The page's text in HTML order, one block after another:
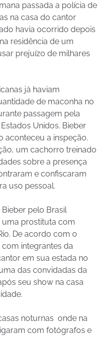
passada a polícia de
na casa do cantor
havia ocorrido depois
residência de um
prejuízo de milhares
já haviam
de maconha no
passagem pela
Unidos. Bieber
aconteceu a inspeção.
um cachorro treinado
sobre a presença
e confiscaram
uso pessoal.
pelo Brasil
prostituta com
De acordo com o
integrantes da
em sua estada no
das convidadas da
seu show na casa
noturnas onde na
com fotógrafos e